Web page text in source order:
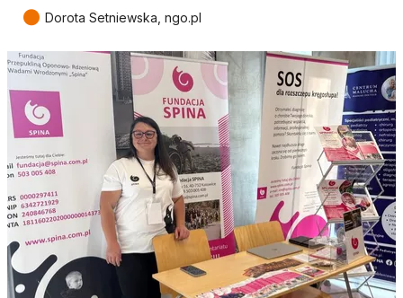
● Dorota Setniewska, ngo.pl